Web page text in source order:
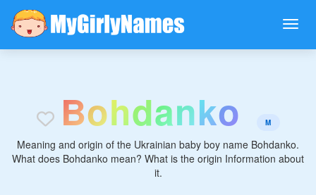
Bohdanko M
Meaning and origin of the Ukrainian baby boy name Bohdanko.
What does Bohdanko mean? What is the origin Information about
it.